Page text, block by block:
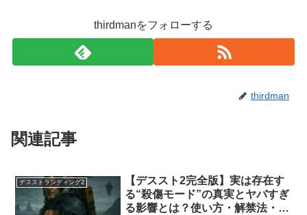
thirdmanをフォローする
thirdman
関連記事
デスストランディング2
【デススト2完全版】実は存在す
る“殺傷モード”の真実とヤバすぎ
る影響とは？使い方・解禁法・デ